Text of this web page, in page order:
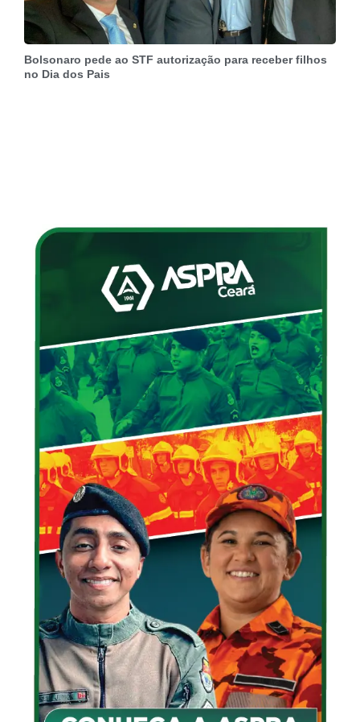
Bolsonaro pede ao STF autorização para receber filhos
no Dia dos Pais